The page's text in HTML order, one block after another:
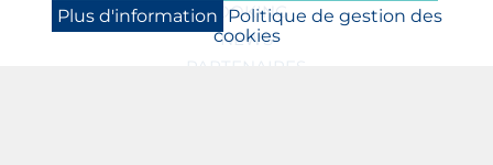
BOOKING
NEWS
PARTENAIRES
Plus d'information Politique de gestion des
cookies